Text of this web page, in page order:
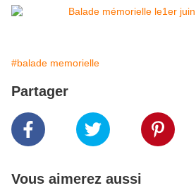
#balade memorielle
Partager
Vous aimerez aussi